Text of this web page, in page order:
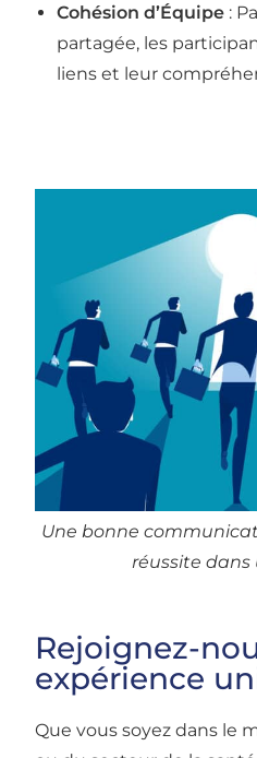
Cohésion d’Équipe :
partagée, les
liens et leur
Une bonne
réussite dans
Rejoignez-
expérience
Que vous soyez dans le